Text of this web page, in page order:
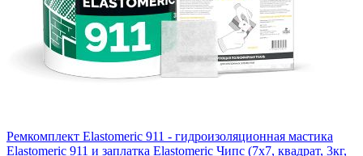
Ремкомплект Elastomeric 911 - гидроизоляционная мастика
Elastomeric 911 и заплатка Elastomeric Чипс (7х7, квадрат, 3кг,